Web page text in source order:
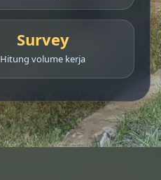
Survey
Hitung volume kerja